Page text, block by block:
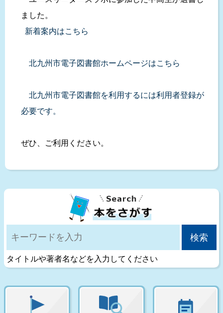
ました。
新着案内はこちら
北九州市電子図書館ホームページはこちら
北九州市電子図書館を利用するには利用者登録が
必要です。
ぜひ、ご利用ください。
タイトルや著者名などを入力してください